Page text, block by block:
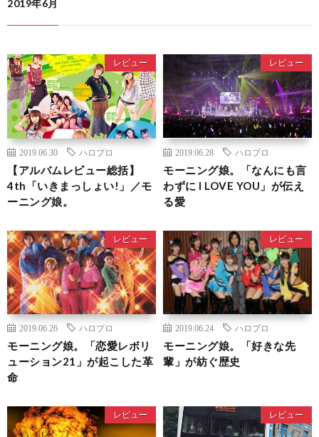
2019年6月
レビュー
2019.06.30 ハロプロ
【アルバムレビュー総括】
4th「いきまっしょい!」／モ
ーニング娘。
レビュー
2019.06.28 ハロプロ
モーニング娘。「なんにも言
わずに I LOVE YOU」が伝え
る愛
レビュー
2019.06.26 ハロプロ
モーニング娘。「恋愛レボリ
ューション21」が起こした革
命
レビュー
2019.06.24 ハロプロ
モーニング娘。「好きな先
輩」が紡ぐ歴史
レビュー レビュー